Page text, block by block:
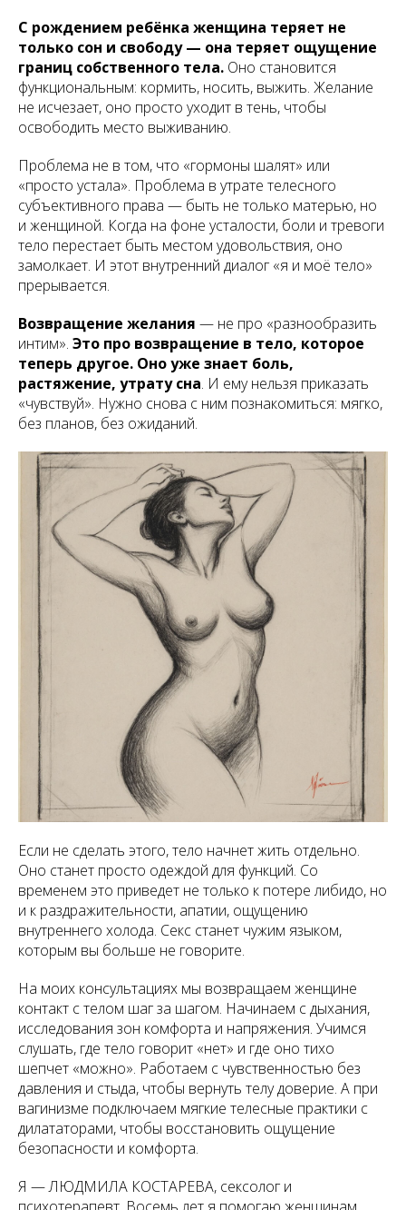
С рождением ребёнка женщина теряет не
только сон и свободу — она теряет ощущение
границ собственного тела. Оно становится
функциональным: кормить, носить, выжить. Желание
не исчезает, оно просто уходит в тень, чтобы
освободить место выживанию.
Проблема не в том, что «гормоны шалят» или
«просто устала». Проблема в утрате телесного
субъективного права — быть не только матерью, но
и женщиной. Когда на фоне усталости, боли и тревоги
тело перестает быть местом удовольствия, оно
замолкает. И этот внутренний диалог «я и моё тело»
прерывается.
Возвращение желания — не про «разнообразить
интим». Это про возвращение в тело, которое
теперь другое. Оно уже знает боль,
растяжение, утрату сна. И ему нельзя приказать
«чувствуй». Нужно снова с ним познакомиться: мягко,
без планов, без ожиданий.
Если не сделать этого, тело начнет жить отдельно.
Оно станет просто одеждой для функций. Со
временем это приведет не только к потере либидо, но
и к раздражительности, апатии, ощущению
внутреннего холода. Секс станет чужим языком,
которым вы больше не говорите.
На моих консультациях мы возвращаем женщине
контакт с телом шаг за шагом. Начинаем с дыхания,
исследования зон комфорта и напряжения. Учимся
слушать, где тело говорит «нет» и где оно тихо
шепчет «можно». Работаем с чувственностью без
давления и стыда, чтобы вернуть телу доверие. А при
вагинизме подключаем мягкие телесные практики с
дилататорами, чтобы восстановить ощущение
безопасности и комфорта.
Я — ЛЮДМИЛА КОСТАРЕВА, сексолог и